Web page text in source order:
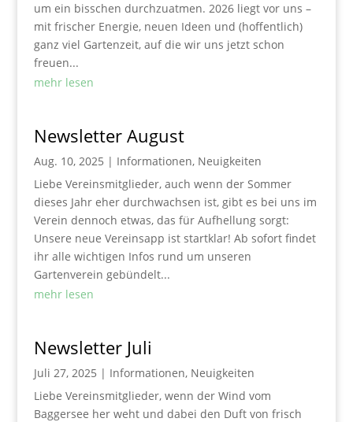
um ein bisschen durchzuatmen. 2026 liegt vor uns –
mit frischer Energie, neuen Ideen und (hoffentlich)
ganz viel Gartenzeit, auf die wir uns jetzt schon
freuen...
mehr lesen
Newsletter August
Aug. 10, 2025 | Informationen, Neuigkeiten
Liebe Vereinsmitglieder, auch wenn der Sommer
dieses Jahr eher durchwachsen ist, gibt es bei uns im
Verein dennoch etwas, das für Aufhellung sorgt:
Unsere neue Vereinsapp ist startklar! Ab sofort findet
ihr alle wichtigen Infos rund um unseren
Gartenverein gebündelt...
mehr lesen
Newsletter Juli
Juli 27, 2025 | Informationen, Neuigkeiten
Liebe Vereinsmitglieder, wenn der Wind vom
Baggersee her weht und dabei den Duft von frisch